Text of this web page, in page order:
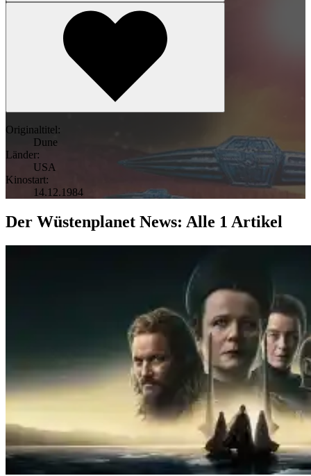
Originaltitel:
Dune
Länder:
USA
Kinostart:
14.12.1984
Der Wüstenplanet News: Alle 1 Artikel